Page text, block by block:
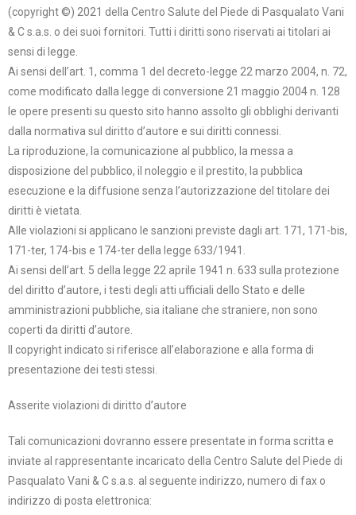
(copyright ©) 2021 della Centro Salute del Piede di Pasqualato Vani
& C s.a.s. o dei suoi fornitori. Tutti i diritti sono riservati ai titolari ai
sensi di legge.
Ai sensi dell’art. 1, comma 1 del decreto-legge 22 marzo 2004, n. 72,
come modificato dalla legge di conversione 21 maggio 2004 n. 128
le opere presenti su questo sito hanno assolto gli obblighi derivanti
dalla normativa sul diritto d’autore e sui diritti connessi.
La riproduzione, la comunicazione al pubblico, la messa a
disposizione del pubblico, il noleggio e il prestito, la pubblica
esecuzione e la diffusione senza l’autorizzazione del titolare dei
diritti è vietata.
Alle violazioni si applicano le sanzioni previste dagli art. 171, 171-bis,
171-ter, 174-bis e 174-ter della legge 633/1941.
Ai sensi dell’art. 5 della legge 22 aprile 1941 n. 633 sulla protezione
del diritto d’autore, i testi degli atti ufficiali dello Stato e delle
amministrazioni pubbliche, sia italiane che straniere, non sono
coperti da diritti d’autore.
Il copyright indicato si riferisce all’elaborazione e alla forma di
presentazione dei testi stessi.
Asserite violazioni di diritto d’autore
Tali comunicazioni dovranno essere presentate in forma scritta e
inviate al rappresentante incaricato della Centro Salute del Piede di
Pasqualato Vani & C s.a.s. al seguente indirizzo, numero di fax o
indirizzo di posta elettronica: